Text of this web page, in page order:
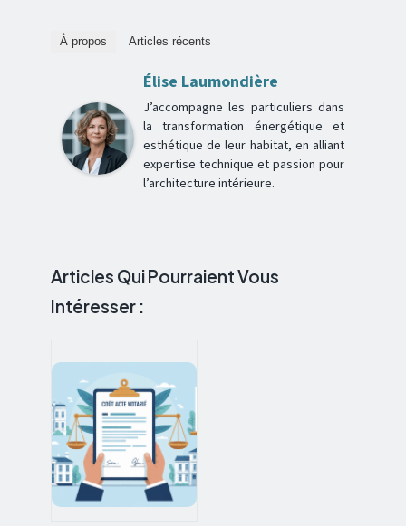
À propos Articles récents
Élise Laumondière
J’accompagne les particuliers dans
la transformation énergétique et
esthétique de leur habitat, en alliant
expertise technique et passion pour
l’architecture intérieure.
Articles Qui Pourraient Vous
Intéresser :